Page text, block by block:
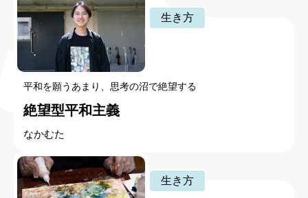
生き方
平和を願うあまり、思考の沼で絶望する
絶望型平和主義
なかむた
生き方